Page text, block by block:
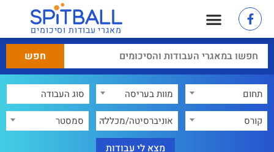
מאגרי עבודות וסיכומים
תחום
מוות בעריסה
קורס
אוניברסיטה/מכללה סמסטר